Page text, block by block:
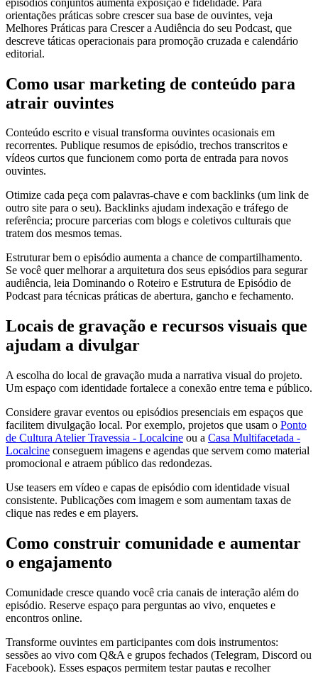
orientações práticas sobre crescer sua base de ouvintes, veja
Melhores Práticas para Crescer a Audiência do seu Podcast, que
descreve táticas operacionais para promoção cruzada e calendário
editorial.
Como usar marketing de conteúdo para
atrair ouvintes
Conteúdo escrito e visual transforma ouvintes ocasionais em
recorrentes. Publique resumos de episódio, trechos transcritos e
vídeos curtos que funcionem como porta de entrada para novos
ouvintes.
Otimize cada peça com palavras-chave e com backlinks (um link de
outro site para o seu). Backlinks ajudam indexação e tráfego de
referência; procure parcerias com blogs e coletivos culturais que
tratem dos mesmos temas.
Estruturar bem o episódio aumenta a chance de compartilhamento.
Se você quer melhorar a arquitetura dos seus episódios para segurar
audiência, leia Dominando o Roteiro e Estrutura de Episódio de
Podcast para técnicas práticas de abertura, gancho e fechamento.
Locais de gravação e recursos visuais que
ajudam a divulgar
A escolha do local de gravação muda a narrativa visual do projeto.
Um espaço com identidade fortalece a conexão entre tema e público.
Considere gravar eventos ou episódios presenciais em espaços que
facilitem divulgação local. Por exemplo, projetos que usam o Ponto
de Cultura Atelier Travessia - Localcine ou a Casa Multifacetada -
Localcine conseguem imagens e agendas que servem como material
promocional e atraem público das redondezas.
Use teasers em vídeo e capas de episódio com identidade visual
consistente. Publicações com imagem e som aumentam taxas de
clique nas redes e em players.
Como construir comunidade e aumentar
o engajamento
Comunidade cresce quando você cria canais de interação além do
episódio. Reserve espaço para perguntas ao vivo, enquetes e
encontros online.
Transforme ouvintes em participantes com dois instrumentos:
sessões ao vivo com Q&A e grupos fechados (Telegram, Discord ou
Facebook). Esses espaços permitem testar pautas e recolher